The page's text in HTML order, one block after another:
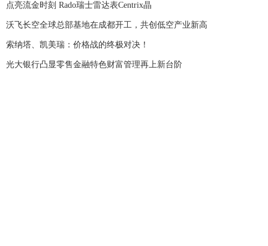
点亮流金时刻 Rado瑞士雷达表Centrix晶
沃飞长空全球总部基地在成都开工，共创低空产业新高
索纳塔、凯美瑞：价格战的终极对决！
光大银行凸显零售金融特色财富管理再上新台阶